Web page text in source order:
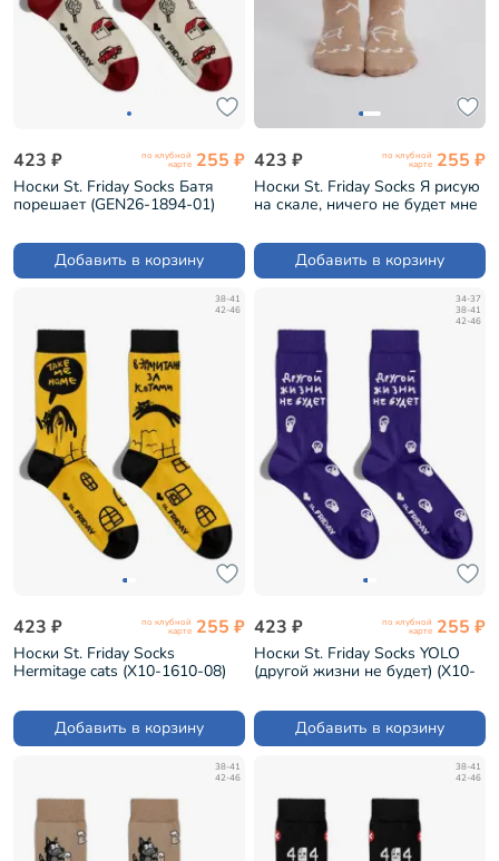
423 ₽ по клубной
карте 255 ₽
Носки St. Friday Socks Батя
порешает (GEN26-1894-01)
Добавить в корзину
423 ₽ по клубной
карте 255 ₽
Носки St. Friday Socks Я рисую
на скале, ничего не будет мне
Добавить в корзину
38-41
42-46
423 ₽ по клубной
карте 255 ₽
Носки St. Friday Socks
Hermitage cats (X10-1610-08)
Добавить в корзину
34-37
38-41
42-46
423 ₽ по клубной
карте 255 ₽
Носки St. Friday Socks YOLO
(другой жизни не будет) (X10-
Добавить в корзину
38-41
42-46
38-41
42-46